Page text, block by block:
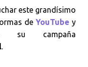
este grandísimo
deYouTube y
su campaña
.